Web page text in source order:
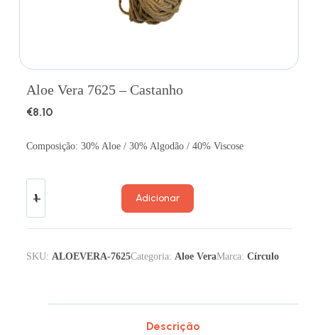
Aloe Vera 7625 – Castanho
€8.10
Composição: 30% Aloe / 30% Algodão / 40% Viscose
Adicionar
SKU: ALOEVERA-7625Categoria: Aloe VeraMarca: Círculo
Descrição